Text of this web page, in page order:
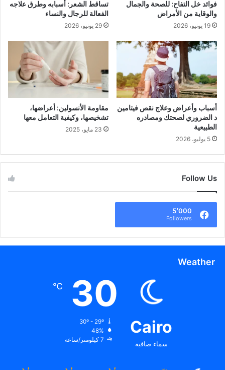
ط
ب
ي
ي
ح
ة
ج
ي
د
ة
ل
ا
ل
أ
ص
و
ا
ل
غ
ش
ش
فوائد خل التفاح: للصحة والجمال
والوقاية من الأمراض
19 يونيو، 2026
تساقط الشعر: أسبابه وطرق علاجه
الفعالة للرجال والنساء
29 يونيو، 2026
أسباب وأعراض وعلاج نقص فيتامين
د الضروري لصحتك ومصادره
الطبيعية
5 يوليو، 2026
مقاومة الأنسولين: أعراضها،
تشخيصها، وكيفية التعامل معها
23 مايو، 2025
Follow Us
5٬000
Followers
Weather
Cairo
سماء صافية
30
℃
48%
7 كيلومتر/ساعة